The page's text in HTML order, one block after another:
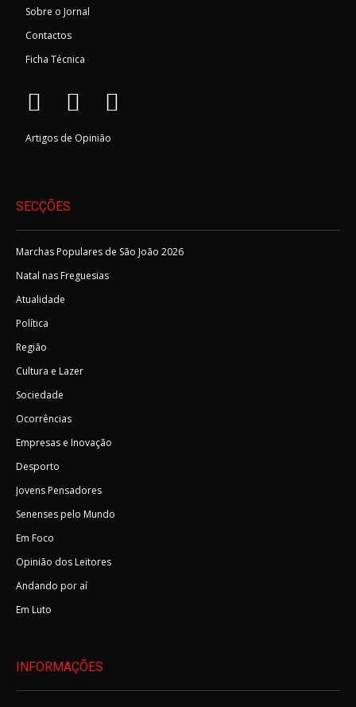
Sobre o Jornal
Contactos
Ficha Técnica
Artigos de Opinião
SECÇÕES
Marchas Populares de São João 2026
Natal nas Freguesias
Atualidade
Política
Região
Cultura e Lazer
Sociedade
Ocorrências
Empresas e Inovação
Desporto
Jovens Pensadores
Senenses pelo Mundo
Em Foco
Opinião dos Leitores
Andando por aí
Em Luto
INFORMAÇÕES